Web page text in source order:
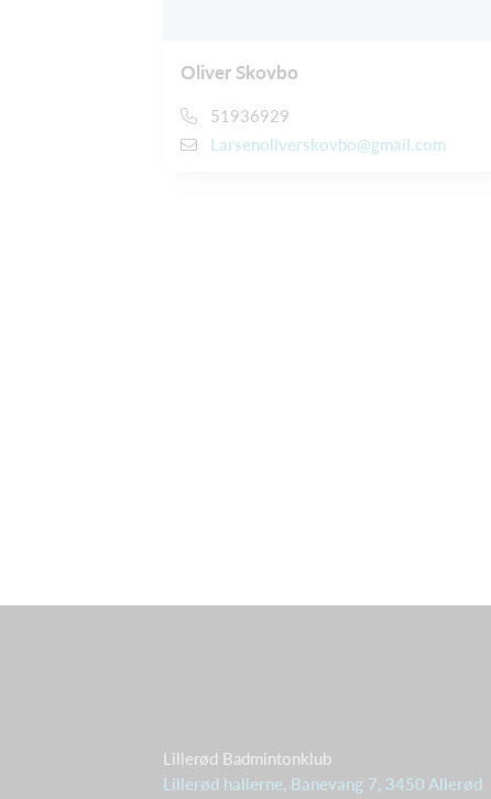
Oliver Skovbo
51936929
Larsenoliverskovbo@gmail.com
Lillerød Badmintonklub
Lillerød hallerne, Banevang 7, 3450 Allerød